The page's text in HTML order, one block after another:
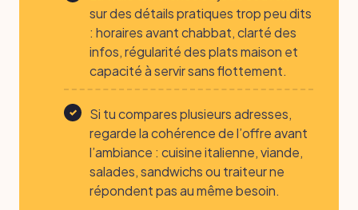
sur des détails pratiques trop peu dits
: horaires avant chabbat, clarté des
infos, régularité des plats maison et
capacité à servir sans flottement.
Si tu compares plusieurs adresses,
regarde la cohérence de l’offre avant
l’ambiance : cuisine italienne, viande,
salades, sandwichs ou traiteur ne
répondent pas au même besoin.